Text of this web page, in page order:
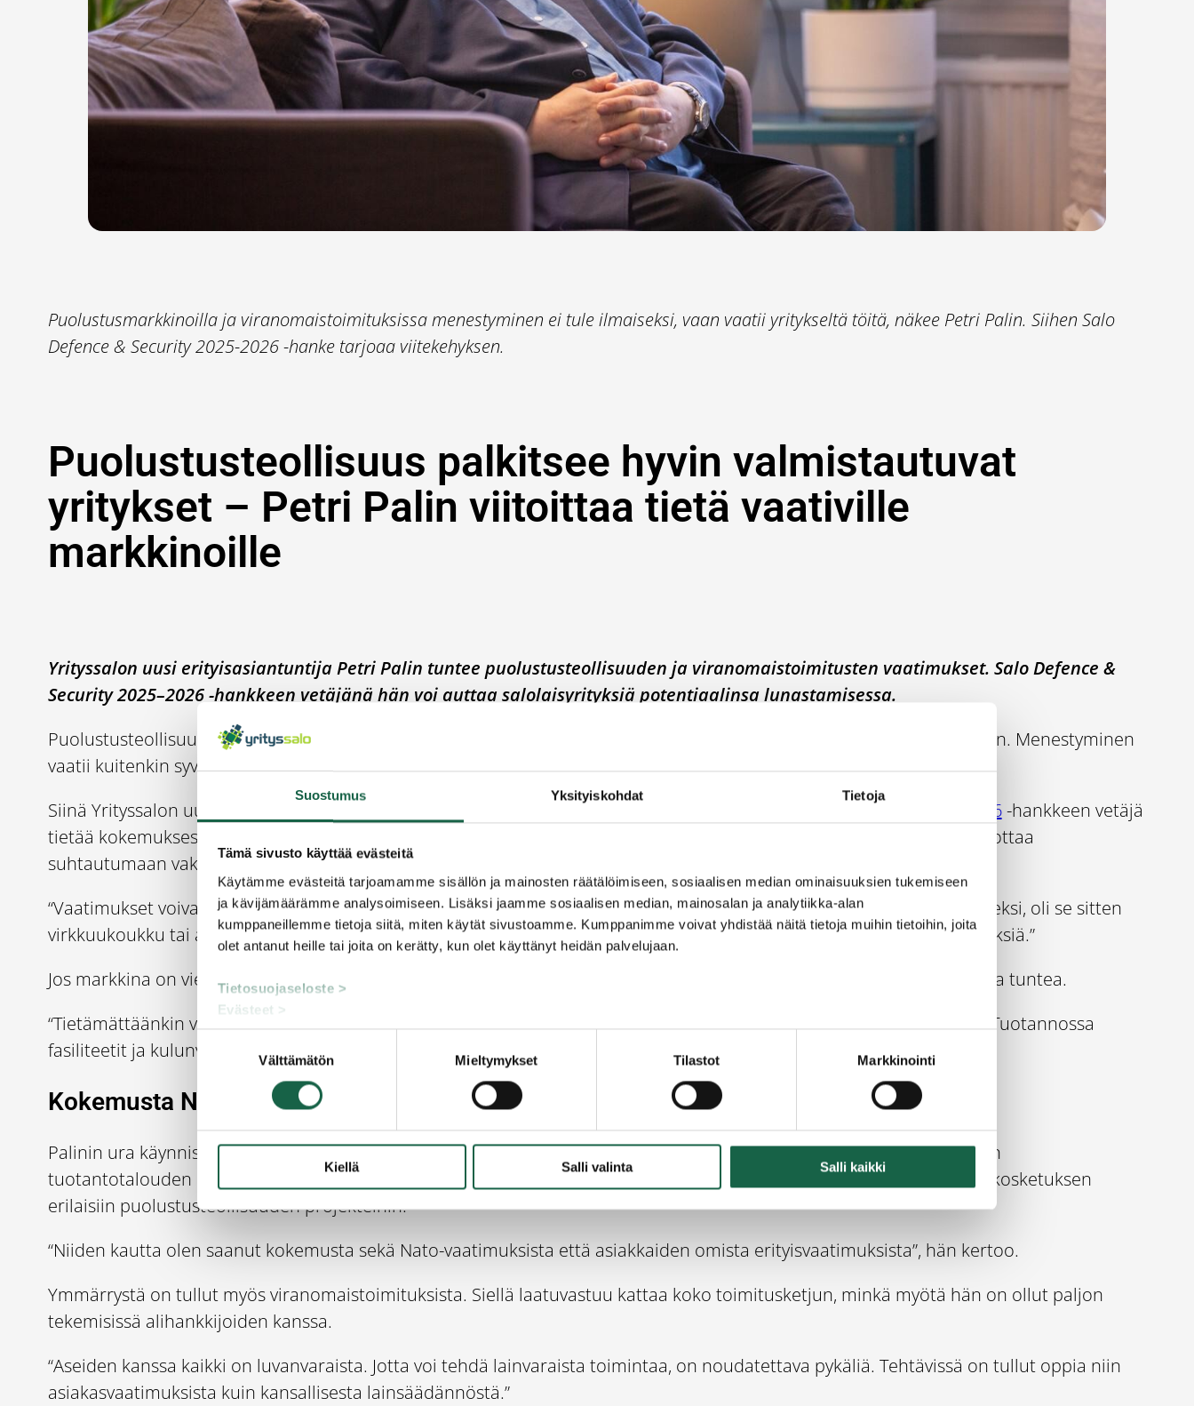
Suostumus Yksityiskohdat Tietoja
Tämä sivusto käyttää evästeitä
Käytämme evästeitä tarjoamamme sisällön ja mainosten räätälöimiseen, sosiaalisen median ominaisuuksien tukemiseen
ja kävijämäärämme analysoimiseen. Lisäksi jaamme sosiaalisen median, mainosalan ja analytiikka-alan
kumppaneillemme tietoja siitä, miten käytät sivustoamme. Kumppanimme voivat yhdistää näitä tietoja muihin tietoihin, joita
olet antanut heille tai joita on kerätty, kun olet käyttänyt heidän palvelujaan.
Tietosuojaseloste >
Evästeet >
Välttämätön Mieltymykset Tilastot Markkinointi
Kiellä Salli valinta Salli kaikki
Puolustusmarkkinoilla ja viranomaistoimituksissa menestyminen ei tule ilmaiseksi, vaan vaatii yritykseltä töitä, näkee Petri Palin. Siihen Salo
Defence & Security 2025-2026 -hanke tarjoaa viitekehyksen.
Puolustusteollisuus palkitsee hyvin valmistautuvat
yritykset – Petri Palin viitoittaa tietä vaativille
markkinoille
Yrityssalon uusi erityisasiantuntija Petri Palin tuntee puolustusteollisuuden ja viranomaistoimitusten vaatimukset. Salo Defence &
Security 2025–2026 -hankkeen vetäjänä hän voi auttaa salolaisyrityksiä potentiaalinsa lunastamisessa.
Puolustusteollisuuden kysyntä on kasvussa, mikä tarjoaa salolaisyrityksille mahdollisuuksia päästä mukaan arvoketjuun. Menestyminen
vaatii kuitenkin syvällistä ymmärrystä alan erityisvaatimuksista.
Siinä Yrityssalon uusi asiantuntija
voi auttaa. Nyt syksyllä käynnistyneen Salo Defence & Security 2025–2026-hankkeen vetäjä
tietää kokemuksesta, mitä yrityksiltä vaaditaan. Puolustusteollisuuden ja viranomaistoimitusten vaatimuksiin hän kehottaa
suhtautumaan vakavasti.
“Vaatimukset voivat vaihdella, sillä osa on luvanvaraista, osa ei”, hän toteaa. “Jos tuote on määritelty puolustustarvikkeeksi, oli se sitten
virkkuukoukku tai ajoneuvo, liittyy siihen luvitusasioita esimerkiksi, kun tuotantoketju edellyttää valtakunnan rajanylityksiä.”
Jos markkina on vieras, voi yritys nopeasti törmätä byrokraattiseen viidakkoon. Oman oikeusturvan vuoksi se kannattaa tuntea.
“Tietämättäänkin voi syyllistyä esimerkiksi ampuma-aselain rikkomukseen. Tahaton vahinkokin voi johtaa sanktioihin. Tuotannossa
fasiliteetit ja kulunvalvonta tulee siksi olla kunnossa”, Palin korostaa.
Kokemusta Nato-vaatimuksista alihankintaketjuihin
Palinin ura käynnistyi puolustusvoimien palveluluksessa. Sen jälkeen hän on opiskellut autoinsinööriksi ja myöhemmin
tuotantotalouden diplomi-insinööriksi. Ura laatuasioiden parissa Patrialla, Cargotecilla, Valtralla ja Sakolla tarjosi ensikosketuksen
erilaisiin puolustusteollisuuden projekteihin.
“Niiden kautta olen saanut kokemusta sekä Nato-vaatimuksista että asiakkaiden omista erityisvaatimuksista”, hän kertoo.
Ymmärrystä on tullut myös viranomaistoimituksista. Siellä laatuvastuu kattaa koko toimitusketjun, minkä myötä hän on ollut paljon
tekemisissä alihankkijoiden kanssa.
“Aseiden kanssa kaikki on luvanvaraista. Jotta voi tehdä lainvaraista toimintaa, on noudatettava pykäliä. Tehtävissä on tullut oppia niin
asiakasvaatimuksista kuin kansallisesta lainsäädännöstä.”